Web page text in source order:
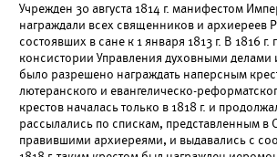
Учрежден 30 августа 1814 г. манифестом
награждали всех священников и архиереев
состоявших в сане к 1 января 1813 г. В 1816
консистории Управления духовными
было разрешено награждать наперсным
лютеранского и евангелическо-
крестов началась только в 1818 г. и
рассылались по спискам, представленным в
правившими архиереями, и выдавались с